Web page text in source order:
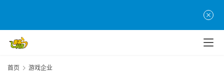
页
茶
首页 游戏企业